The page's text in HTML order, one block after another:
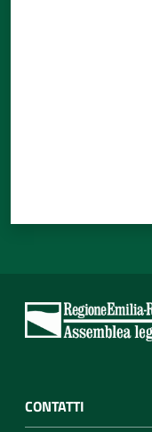
CONTATTI